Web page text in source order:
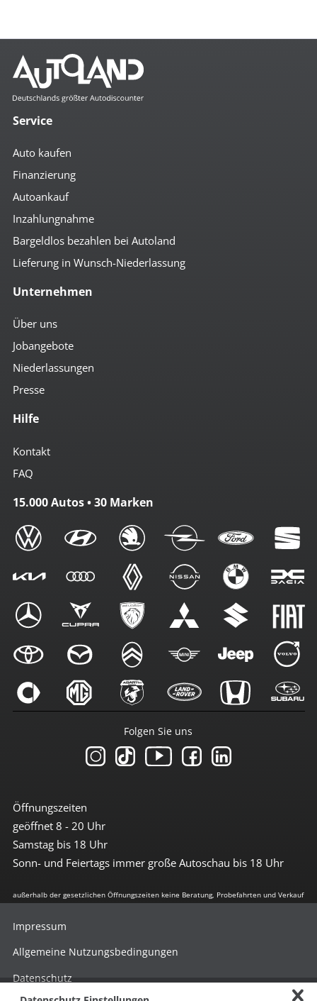
Service
Auto kaufen
Finanzierung
Autoankauf
Inzahlungnahme
Bargeldlos bezahlen bei Autoland
Lieferung in Wunsch-Niederlassung
Unternehmen
Über uns
Jobangebote
Niederlassungen
Presse
Hilfe
Kontakt
FAQ
15.000 Autos • 30 Marken
Öffnungszeiten
geöffnet 8 - 20 Uhr
Samstag bis 18 Uhr
Sonn- und Feiertags immer große Autoschau bis 18 Uhr
Folgen Sie uns
außerhalb der gesetzlichen Öffnungszeiten keine Beratung, Probefahrten und Verkauf
Impressum
Allgemeine Nutzungsbedingungen
Datenschutz